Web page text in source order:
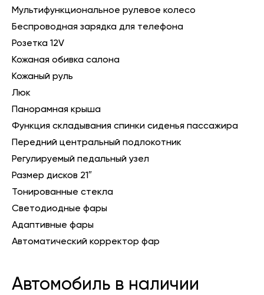
Мультифункциональное рулевое колесо
Беспроводная зарядка для телефона
Розетка 12V
Кожаная обивка салона
Кожаный руль
Люк
Панорамная крыша
Функция складывания спинки сиденья пассажира
Передний центральный подлокотник
Регулируемый педальный узел
Размер дисков 21″
Тонированные стекла
Светодиодные фары
Адаптивные фары
Автоматический корректор фар
Автомобиль в наличии